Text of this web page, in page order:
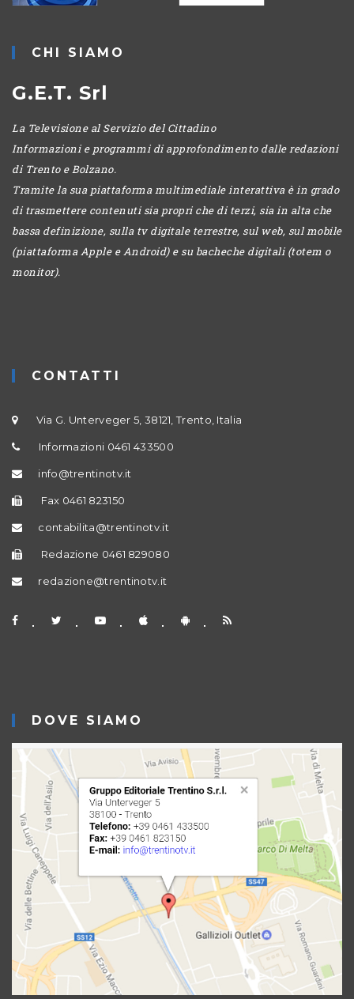
CHI SIAMO
G.E.T. Srl
La Televisione al Servizio del Cittadino
Informazioni e programmi di approfondimento dalle redazioni
di Trento e Bolzano.
Tramite la sua piattaforma multimediale interattiva è in grado
di trasmettere contenuti sia propri che di terzi, sia in alta che
bassa definizione, sulla tv digitale terrestre, sul web, sul mobile
(piattaforma Apple e Android) e su bacheche digitali (totem o
monitor).
CONTATTI
Via G. Unterveger 5, 38121, Trento, Italia
Informazioni 0461 433500
info@trentinotv.it
Fax 0461 823150
contabilita@trentinotv.it
Redazione 0461 829080
redazione@trentinotv.it
DOVE SIAMO